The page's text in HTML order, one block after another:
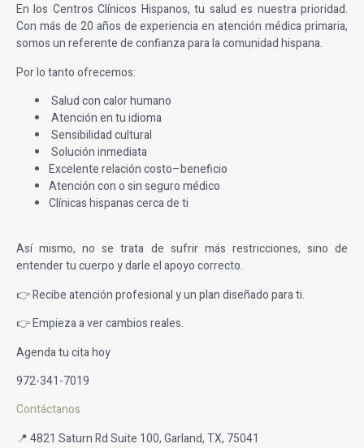
En los Centros Clínicos Hispanos, tu salud es nuestra prioridad.
Con más de 20 años de experiencia en atención médica primaria,
somos un referente de confianza para la comunidad hispana.
Por lo tanto ofrecemos:
Salud con calor humano
Atención en tu idioma
Sensibilidad cultural
Solución inmediata
Excelente relación costo–beneficio
Atención con o sin seguro médico
Clínicas hispanas cerca de ti
Así mismo, no se trata de sufrir más restricciones, sino de
entender tu cuerpo y darle el apoyo correcto.
👉 Recibe atención profesional y un plan diseñado para ti.
👉 Empieza a ver cambios reales.
Agenda tu cita hoy
972-341-7019
Contáctanos
📍 4821 Saturn Rd Suite 100, Garland, TX, 75041